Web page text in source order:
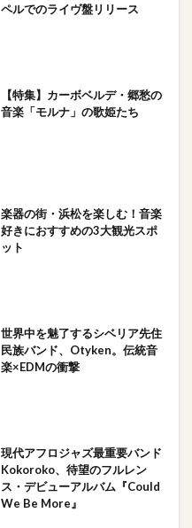
ペルでのライヴ盤リリース
【特集】カーボベルデ・郷愁の
音楽「モルナ」の歌姫たち
楽器の街・浜松を楽しむ！音楽
好きにおすすめの3大観光スポ
ット
世界中を魅了するシベリア先住
民族バンド、Otyken。伝統音
楽×EDMの衝撃
現代アフロジャズ最重要バンド
Kokoroko、待望のフルレン
ス・デビューアルバム『Could
We Be More』